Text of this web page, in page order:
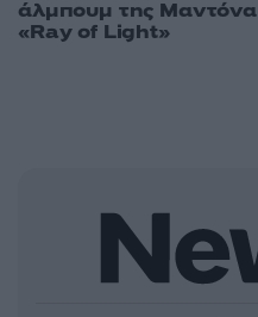
άλμπουμ της Μαντόνα
«Ray of Light»